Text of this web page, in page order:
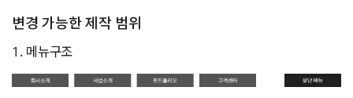
변경 가능한 제작 범위
1. 메뉴구조